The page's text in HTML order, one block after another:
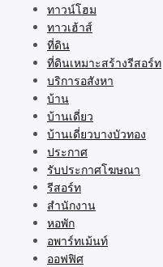
ทาวน์โฮม
ทาวเฮ้าส์
ที่ดิน
ที่ดินเหมาะสร้างรีสอร์ท
บริการอสังหา
บ้าน
บ้านเดี่ยว
บ้านเดี่ยวบางบัวทอง
ประกาศ
รับประกาศโฆษณา
รีสอร์ท
สำนักงาน
หอพัก
อพาร์ทเม้นท์
ออฟฟิศ